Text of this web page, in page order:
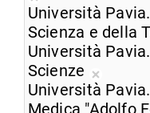
ricerca
Rimuovi
dalla
ricerca
corrente
Università
Scienza e della
Università
Scienze
Rimuovi
dalla
Università